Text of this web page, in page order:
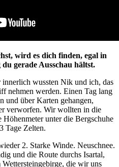
wird es dich finden, egal in
gerade Ausschau hältst.
innerlich wussten Nik und ich, das
nehmen werden. Einen Tag lang
und über Karten gehangen,
verworfen. Wir wollten in die
unter die Bergschuhe
Tage Zelten.
2. Starke Winde. Neuschnee.
und die Route durchs Isartal,
die wir uns